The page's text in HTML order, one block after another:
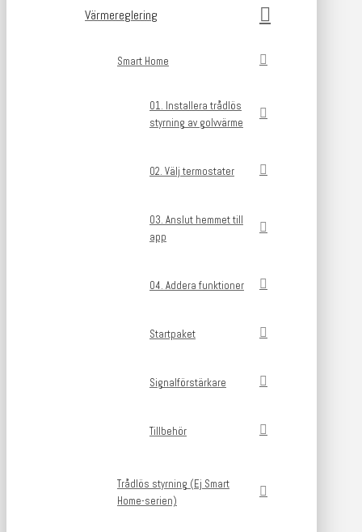
Värmereglering
Smart Home
01. Installera trådlös
styrning av golvvärme
02. Välj termostater
03. Anslut hemmet till
app
04. Addera funktioner
Startpaket
Signalförstärkare
Tillbehör
Trådlös styrning (Ej Smart
Home-serien)